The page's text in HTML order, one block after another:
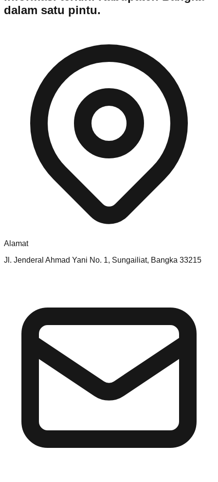
dalam satu pintu.
Alamat
Jl. Jenderal Ahmad Yani No. 1, Sungailiat, Bangka 33215